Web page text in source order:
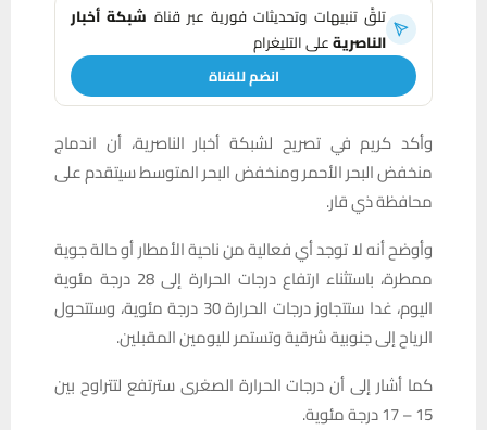
تلقَّ تنبيهات وتحديثات فورية عبر قناة شبكة أخبار
الناصريةعلى التليغرام
انضم للقناة
وأكد كريم في تصريح لشبكة أخبار الناصرية، أن اندماج
منخفض البحر الأحمر ومنخفض البحر المتوسط سيتقدم على
محافظة ذي قار.
وأوضح أنه لا توجد أي فعالية من ناحية الأمطار أو حالة جوية
ممطرة، باستثناء ارتفاع درجات الحرارة إلى 28 درجة مئوية
اليوم، غدا ستتجاوز درجات الحرارة 30 درجة مئوية، وستتحول
الرياح إلى جنوبية شرقية وتستمر لليومين المقبلين.
كما أشار إلى أن درجات الحرارة الصغرى سترتفع لتتراوح بين
15 – 17 درجة مئوية.